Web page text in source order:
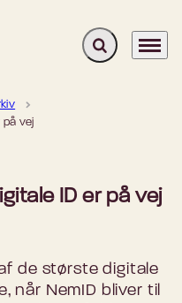
Fold søgefelt
Menu
på vej
ID er på vej
de største digitale
når NemID bliver til